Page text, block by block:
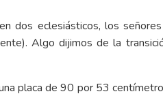
dos eclesiásticos, los
Algo dijimos de la
placa de 90 por 53